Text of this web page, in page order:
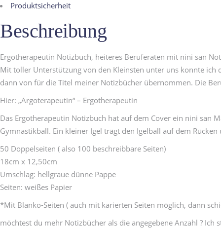
Produktsicherheit
Beschreibung
Ergotherapeutin Notizbuch, heiteres Beruferaten mit nini san
Mit toller Unterstützung von den Kleinsten unter uns konnte
dann von für die Titel meiner Notizbücher übernommen. Die
Hier: „Ärgoterapeutin“ – Ergotherapeutin
Das Ergotherapeutin Notizbuch hat auf dem Cover ein nini san
Gymnastikball. Ein kleiner Igel trägt den Igelball auf dem
50 Doppelseiten ( also 100 beschreibbare Seiten)
18cm x 12,50cm
Umschlag: hellgraue dünne Pappe
Seiten: weißes Papier
*Mit Blanko-Seiten ( auch mit karierten Seiten möglich, dann
möchtest du mehr Notizbücher als die angegebene Anzahl ?